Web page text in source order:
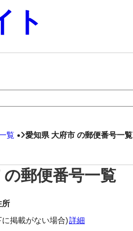
ト
覧 愛知県 大府市 の郵便番号一覧
郵便番号一覧
所
掲載がない場合)詳細